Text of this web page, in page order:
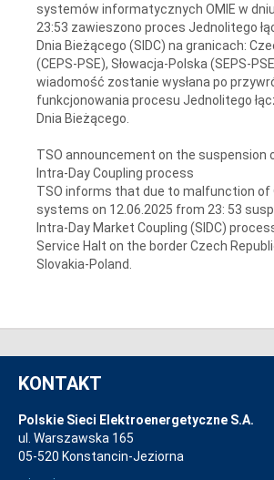
systemów informatycznych OMIE w dniu
23:53 zawieszono proces Jednolitego
Dnia Bieżącego (SIDC) na granicach:
(CEPS-PSE), Słowacja-Polska (SEPS-
wiadomość zostanie wysłana po
funkcjonowania procesu Jednolitego
Dnia Bieżącego.
TSO announcement on the suspension
Intra-Day Coupling process
TSO informs that due to malfunction of
systems on 12.06.2025 from 23: 53
Intra-Day Market Coupling (SIDC)
Service Halt on the border Czech
Slovakia-Poland.
KONTAKT
Polskie Sieci Elektroenergetyczne S.A.
ul. Warszawska 165
05-520 Konstancin-Jeziorna